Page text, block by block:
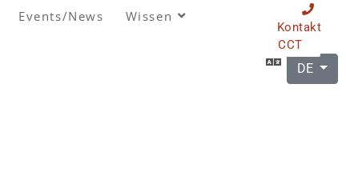
Events/News Wissen
Kontakt
CCT
DE